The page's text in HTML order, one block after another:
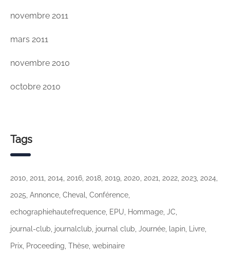
novembre 2011
mars 2011
novembre 2010
octobre 2010
Tags
2010 2011 2014 2016 2018 2019 2020 2021 2022 2023 2024
2025 Annonce Cheval Conférence
echographiehautefrequence EPU Hommage JC
journal-club journalclub journal club Journée lapin Livre
Prix Proceeding Thèse webinaire